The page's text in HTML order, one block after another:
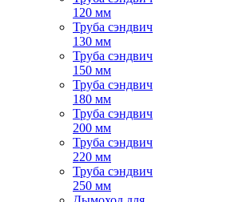
120 мм
Труба сэндвич
130 мм
Труба сэндвич
150 мм
Труба сэндвич
180 мм
Труба сэндвич
200 мм
Труба сэндвич
220 мм
Труба сэндвич
250 мм